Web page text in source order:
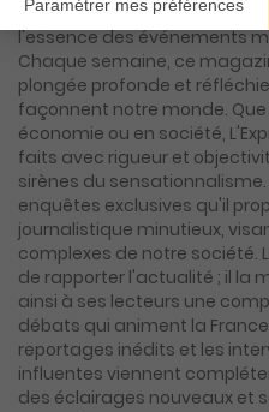
française, se distingue par
l'essence des événements
Chaque semaine, ce
plongée profonde et
façonnent notre monde.
économie ou en société,
faits avec rigueur et
sirènes du
enquêtes exclusives qu'il
journalistique minutieux,
complexes de notre société.
de rapporter l'actualité ; il la
ainsi à ses lecteurs une
débats qui animent la
reportages inédits et les
influentes viennent
des éclairages nouveaux et